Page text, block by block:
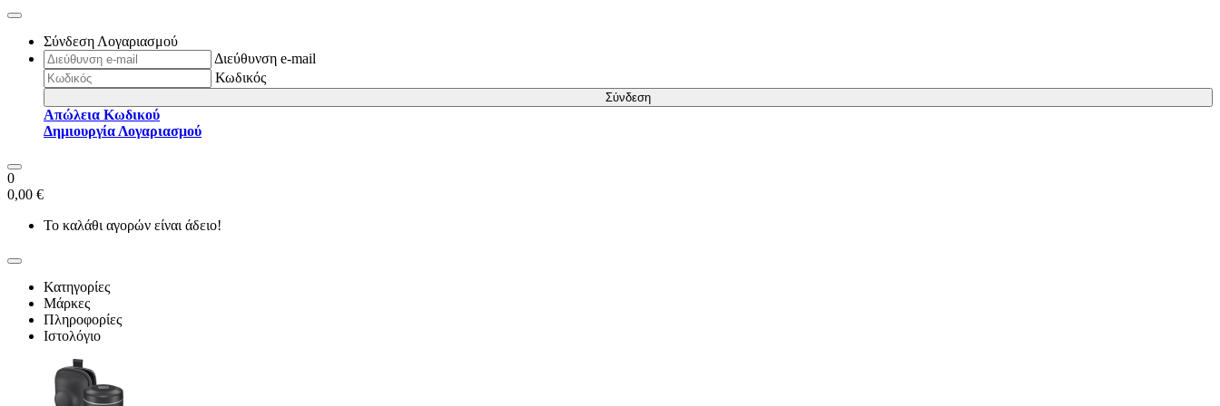
Σύνδεση Λογαριασμού
Διεύθυνση e-mail
Κωδικός
Σύνδεση
Απώλεια Κωδικού
Δημιουργία Λογαριασμού
0
0,00 €
Το καλάθι αγορών είναι άδειο!
Κατηγορίες
Μάρκες
Πληροφορίες
Ιστολόγιο